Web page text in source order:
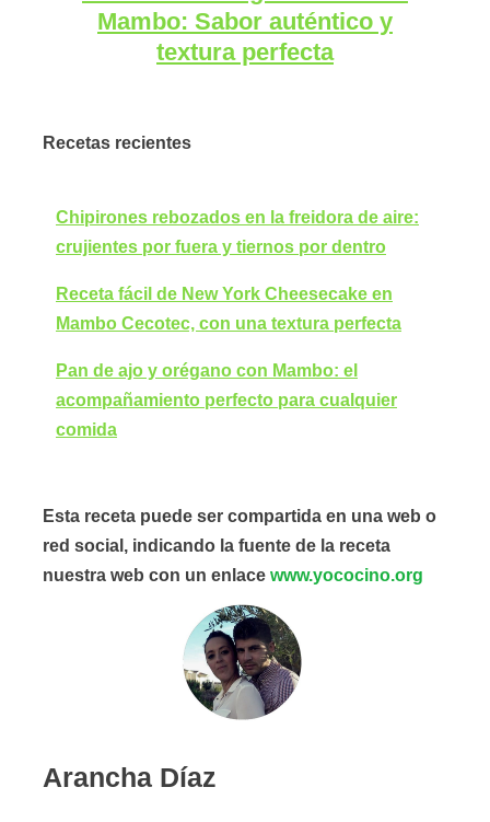
Mambo: Sabor auténtico y
textura perfecta
Recetas recientes
Chipirones rebozados en la freidora de aire:
crujientes por fuera y tiernos por dentro
Receta fácil de New York Cheesecake en
Mambo Cecotec, con una textura perfecta
Pan de ajo y orégano con Mambo: el
acompañamiento perfecto para cualquier
comida
Esta receta puede ser compartida en una web o
red social, indicando la fuente de la receta
nuestra web con un enlace www.yococino.org
Arancha Díaz